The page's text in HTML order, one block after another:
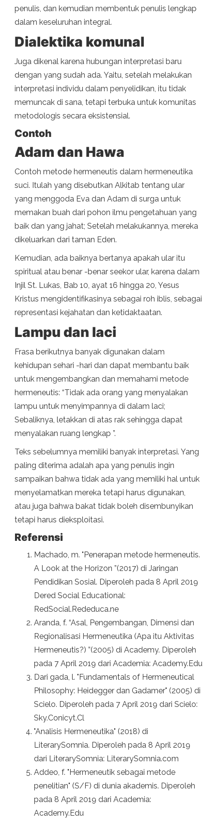
penulis, dan kemudian membentuk penulis lengkap
dalam keseluruhan integral.
Dialektika komunal
Juga dikenal karena hubungan interpretasi baru
dengan yang sudah ada. Yaitu, setelah melakukan
interpretasi individu dalam penyelidikan, itu tidak
memuncak di sana, tetapi terbuka untuk komunitas
metodologis secara eksistensial.
Contoh
Adam dan Hawa
Contoh metode hermeneutis dalam hermeneutika
suci. Itulah yang disebutkan Alkitab tentang ular
yang menggoda Eva dan Adam di surga untuk
memakan buah dari pohon ilmu pengetahuan yang
baik dan yang jahat; Setelah melakukannya, mereka
dikeluarkan dari taman Eden.
Kemudian, ada baiknya bertanya apakah ular itu
spiritual atau benar -benar seekor ular, karena dalam
Injil St. Lukas, Bab 10, ayat 16 hingga 20, Yesus
Kristus mengidentifikasinya sebagai roh iblis, sebagai
representasi kejahatan dan ketidaktaatan.
Lampu dan laci
Frasa berikutnya banyak digunakan dalam
kehidupan sehari -hari dan dapat membantu baik
untuk mengembangkan dan memahami metode
hermeneutis: “Tidak ada orang yang menyalakan
lampu untuk menyimpannya di dalam laci;
Sebaliknya, letakkan di atas rak sehingga dapat
menyalakan ruang lengkap ”.
Teks sebelumnya memiliki banyak interpretasi. Yang
paling diterima adalah apa yang penulis ingin
sampaikan bahwa tidak ada yang memiliki hal untuk
menyelamatkan mereka tetapi harus digunakan,
atau juga bahwa bakat tidak boleh disembunyikan
tetapi harus dieksploitasi.
Referensi
Machado, m. "Penerapan metode hermeneutis.
A Look at the Horizon ”(2017) di Jaringan
Pendidikan Sosial. Diperoleh pada 8 April 2019
Dered Social Educational:
RedSocial.Rededuca.ne
Aranda, f. “Asal, Pengembangan, Dimensi dan
Regionalisasi Hermeneutika (Apa itu Aktivitas
Hermeneutis?) ”(2005) di Academy. Diperoleh
pada 7 April 2019 dari Academia: Academy.Edu
Dari gada, l. "Fundamentals of Hermeneutical
Philosophy: Heidegger dan Gadamer" (2005) di
Scielo. Diperoleh pada 7 April 2019 dari Scielo:
Sky.Conicyt.Cl
"Analisis Hermeneutika" (2018) di
LiterarySomnia. Diperoleh pada 8 April 2019
dari LiterarySomnia: LiterarySomnia.com
Addeo, f. "Hermeneutik sebagai metode
penelitian" (S/F) di dunia akademis. Diperoleh
pada 8 April 2019 dari Academia:
Academy.Edu